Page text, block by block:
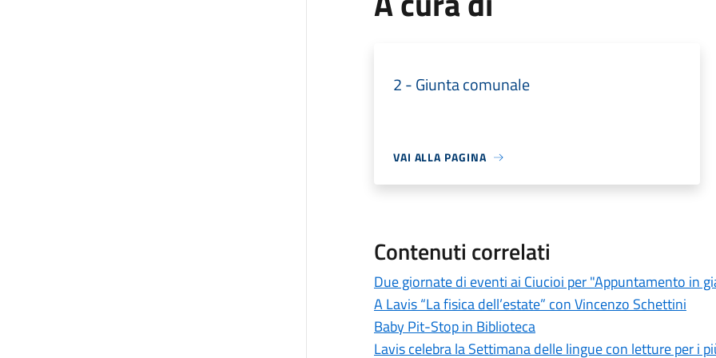
2 - Giunta comunale
VAI ALLA PAGINA
Contenuti correlati
Due giornate di eventi ai Ciucioi per "Appuntamento in
A Lavis “La fisica dell’estate” con Vincenzo Schettini
Baby Pit-Stop in Biblioteca
Lavis celebra la Settimana delle lingue con letture per i